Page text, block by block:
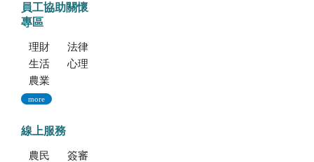
員工協助關懷
專區
理財資源
法律資源
生活健康資源
心理資源
農業部特約員工協助方案諮詢服務
more
線上服務
農民學院
簽審通關共同作業平台